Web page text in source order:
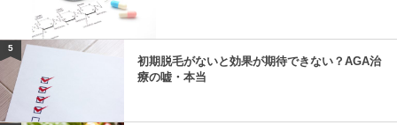
5
初期脱毛がないと効果が期待できない？AGA治
療の嘘・本当